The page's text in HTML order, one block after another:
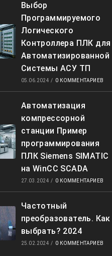
Выбор
Программируемого
Логического
Контроллера ПЛК для
Автоматизированной
Системы АСУ ТП
05.06.2024 / 0 КОММЕНТАРИЕВ
Автоматизация
компрессорной
станции Пример
программирования
ПЛК Siemens SIMATIC
на WinCC SCADA
27.03.2024 / 0 КОММЕНТАРИЕВ
Частотный
преобразователь. Как
выбрать? 2024
25.02.2024 / 0 КОММЕНТАРИЕВ